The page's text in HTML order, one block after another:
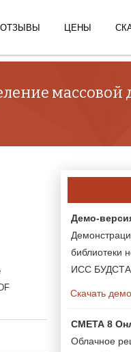
ОТЗЫВЫ ЦЕНЫ
массовой
Демо-
библиотеки
ИСС
Скачать
СМЕТА 8
Облачное